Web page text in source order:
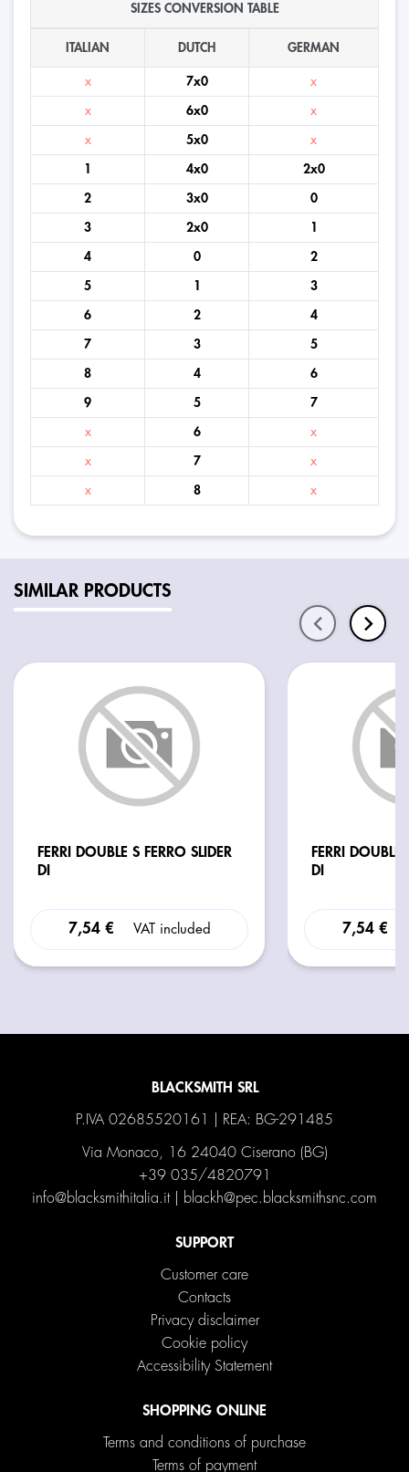
SIZES CONVERSION TABLE
ITALIAN DUTCH GERMAN
x 7x0 x
x 6x0 x
x 5x0 x
1 4x0 2x0
2 3x0 0
3 2x0 1
4 0 2
5 1 3
6 2 4
7 3 5
8 4 6
9 5 7
x 6 x
x 7 x
x 8 x
SIMILAR PRODUCTS
FERRI DOUBLE S FERRO SLIDER
DI
7,54 € VAT included
FERRI DOUBLE
DI
7,54 €
BLACKSMITH SRL
P.IVA 02685520161 | REA: BG-291485
Via Monaco, 16 24040 Ciserano (BG)
+39 035/4820791
info@blacksmithitalia.it| blackh@pec.blacksmithsnc.com
SUPPORT
Customer care
Contacts
Privacy disclaimer
Cookie policy
Accessibility Statement
SHOPPING ONLINE
Terms and conditions of purchase
Terms of payment